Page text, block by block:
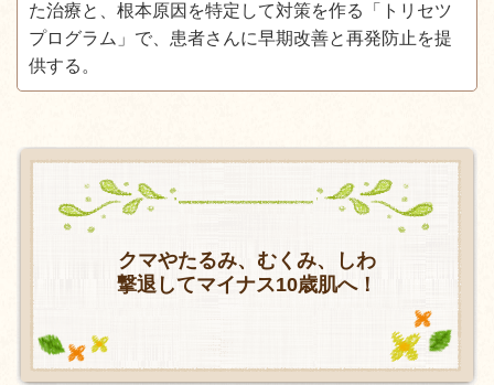
た治療と、根本原因を特定して対策を作る「トリセツ
プログラム」で、患者さんに早期改善と再発防止を提
供する。
クマやたるみ、むくみ、しわ
撃退してマイナス10歳肌へ！